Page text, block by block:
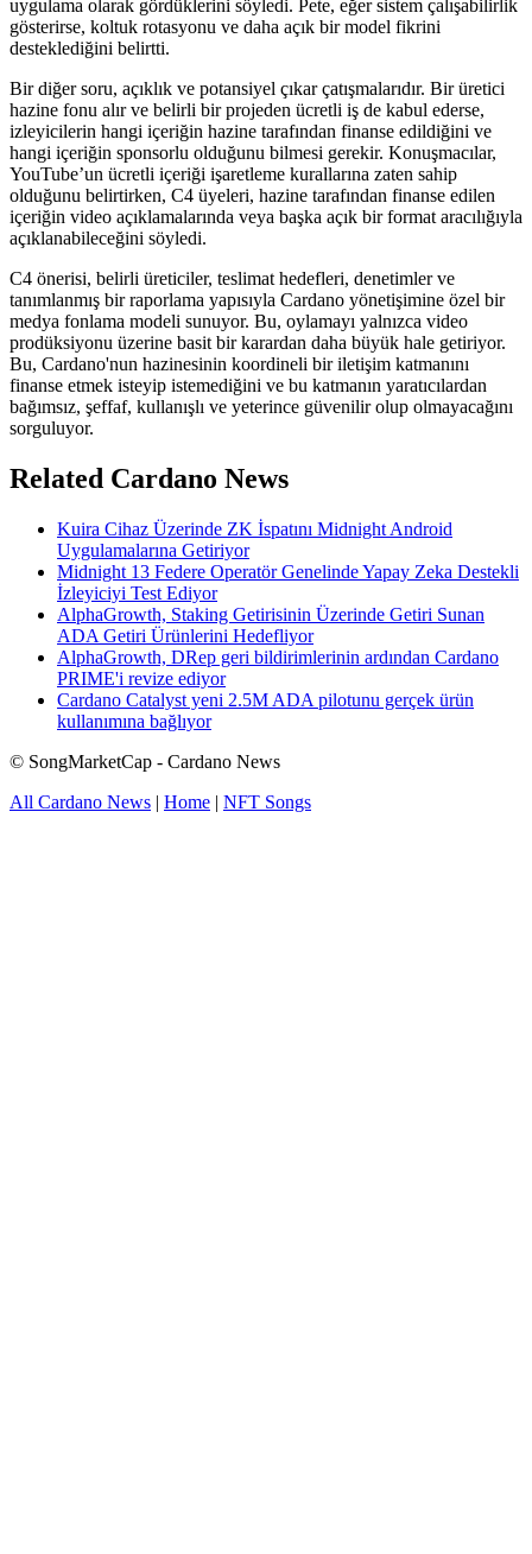
uygulama olarak gördüklerini söyledi. Pete, eğer sistem çalışabilirlik
gösterirse, koltuk rotasyonu ve daha açık bir model fikrini
desteklediğini belirtti.
Bir diğer soru, açıklık ve potansiyel çıkar çatışmalarıdır. Bir üretici
hazine fonu alır ve belirli bir projeden ücretli iş de kabul ederse,
izleyicilerin hangi içeriğin hazine tarafından finanse edildiğini ve
hangi içeriğin sponsorlu olduğunu bilmesi gerekir. Konuşmacılar,
YouTube’un ücretli içeriği işaretleme kurallarına zaten sahip
olduğunu belirtirken, C4 üyeleri, hazine tarafından finanse edilen
içeriğin video açıklamalarında veya başka açık bir format aracılığıyla
açıklanabileceğini söyledi.
C4 önerisi, belirli üreticiler, teslimat hedefleri, denetimler ve
tanımlanmış bir raporlama yapısıyla Cardano yönetişimine özel bir
medya fonlama modeli sunuyor. Bu, oylamayı yalnızca video
prodüksiyonu üzerine basit bir karardan daha büyük hale getiriyor.
Bu, Cardano'nun hazinesinin koordineli bir iletişim katmanını
finanse etmek isteyip istemediğini ve bu katmanın yaratıcılardan
bağımsız, şeffaf, kullanışlı ve yeterince güvenilir olup olmayacağını
sorguluyor.
Related Cardano News
Kuira Cihaz Üzerinde ZK İspatını Midnight Android
Uygulamalarına Getiriyor
Midnight 13 Federe Operatör Genelinde Yapay Zeka Destekli
İzleyiciyi Test Ediyor
AlphaGrowth, Staking Getirisinin Üzerinde Getiri Sunan
ADA Getiri Ürünlerini Hedefliyor
AlphaGrowth, DRep geri bildirimlerinin ardından Cardano
PRIME'i revize ediyor
Cardano Catalyst yeni 2.5M ADA pilotunu gerçek ürün
kullanımına bağlıyor
© SongMarketCap - Cardano News
All Cardano News | Home | NFT Songs